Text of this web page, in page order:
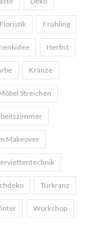
Floristik Frühling
Herbst
Kränze
Streichen
Makeover
Türkranz
Workshop